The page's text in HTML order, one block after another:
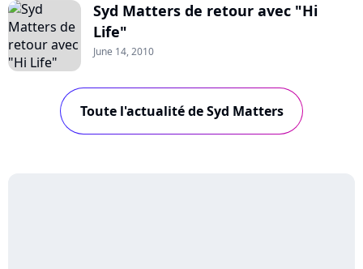
Syd Matters de retour avec "Hi
Life"
June 14, 2010
Toute l'actualité de Syd Matters